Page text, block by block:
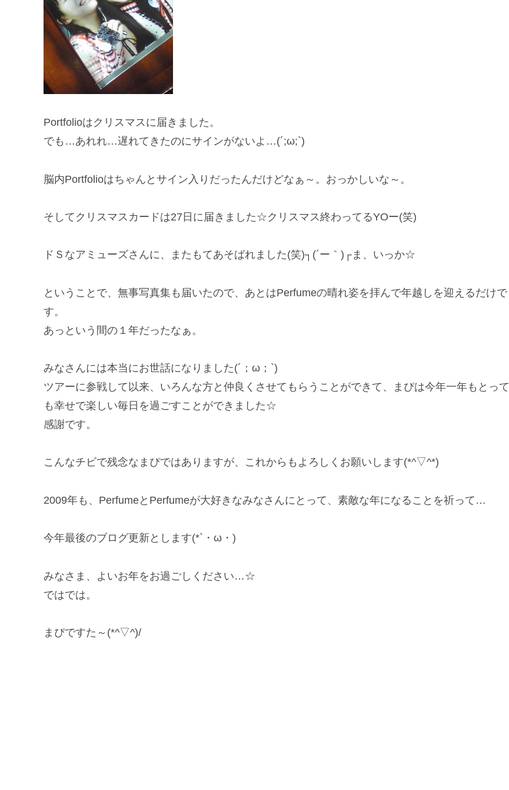
Portfolioはクリスマスに届きました。
でも…あれれ…遅れてきたのにサインがないよ…(´;ω;`)
脳内Portfolioはちゃんとサイン入りだったんだけどなぁ～。おっかしいな～。
そしてクリスマスカードは27日に届きました☆クリスマス終わってるYOー(笑)
ドＳなアミューズさんに、またもてあそばれました(笑)┐(´ー｀)┌ま、いっか☆
ということで、無事写真集も届いたので、あとはPerfumeの晴れ姿を拝んで年越しを迎えるだけで
す。
あっという間の１年だったなぁ。
みなさんには本当にお世話になりました(´；ω；`)
ツアーに参戦して以来、いろんな方と仲良くさせてもらうことができて、まぴは今年一年もとって
も幸せで楽しい毎日を過ごすことができました☆
感謝です。
こんなチビで残念なまぴではありますが、これからもよろしくお願いします(*^▽^*)
2009年も、PerfumeとPerfumeが大好きなみなさんにとって、素敵な年になることを祈って…
今年最後のブログ更新とします(*`・ω・)ゞ
みなさま、よいお年をお過ごしください…☆
ではでは。
まぴですた～(*^▽^)/